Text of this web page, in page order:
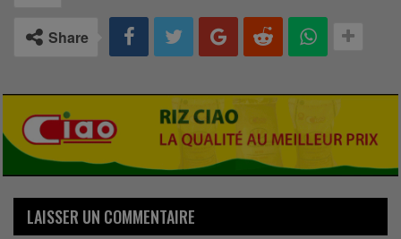
Share
LAISSER UN COMMENTAIRE